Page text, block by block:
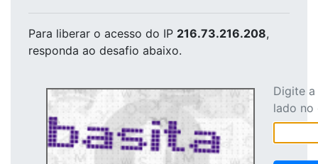
Para liberar o acesso do IP 216.73.216.208,
responda ao desafio abaixo.
Digite
lado no